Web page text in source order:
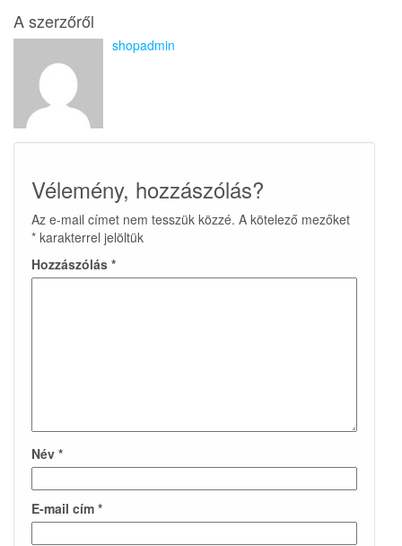
A szerzőről
shopadmin
Vélemény, hozzászólás?
Az e-mail címet nem tesszük közzé. A kötelező mezőket
* karakterrel jelöltük
Hozzászólás *
Név *
E-mail cím *